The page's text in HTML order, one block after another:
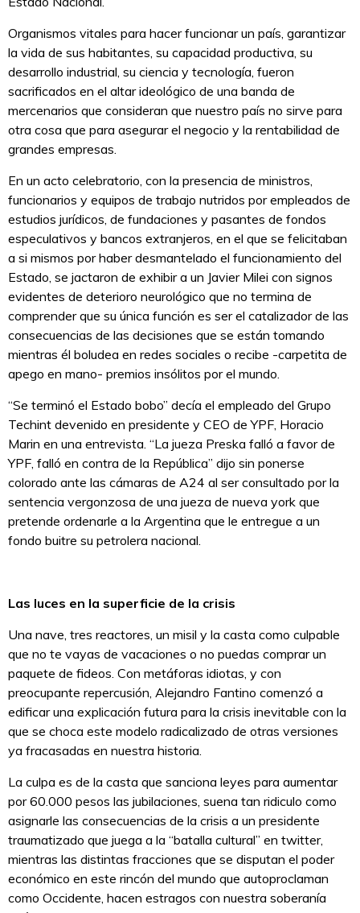
Organismos vitales para hacer funcionar un país, garantizar
la vida de sus habitantes, su capacidad productiva, su
desarrollo industrial, su ciencia y tecnología, fueron
sacrificados en el altar ideológico de una banda de
mercenarios que consideran que nuestro país no sirve para
otra cosa que para asegurar el negocio y la rentabilidad de
grandes empresas.
En un acto celebratorio, con la presencia de ministros,
funcionarios y equipos de trabajo nutridos por empleados de
estudios jurídicos, de fundaciones y pasantes de fondos
especulativos y bancos extranjeros, en el que se felicitaban
a si mismos por haber desmantelado el funcionamiento del
Estado, se jactaron de exhibir a un Javier Milei con signos
evidentes de deterioro neurológico que no termina de
comprender que su única función es ser el catalizador de las
consecuencias de las decisiones que se están tomando
mientras él boludea en redes sociales o recibe -carpetita de
apego en mano- premios insólitos por el mundo.
“Se terminó el Estado bobo” decía el empleado del Grupo
Techint devenido en presidente y CEO de YPF, Horacio
Marin en una entrevista. “La jueza Preska falló a favor de
YPF, falló en contra de la República” dijo sin ponerse
colorado ante las cámaras de A24 al ser consultado por la
sentencia vergonzosa de una jueza de nueva york que
pretende ordenarle a la Argentina que le entregue a un
fondo buitre su petrolera nacional.
Las luces en la superficie de la crisis
Una nave, tres reactores, un misil y la casta como culpable
que no te vayas de vacaciones o no puedas comprar un
paquete de fideos. Con metáforas idiotas, y con
preocupante repercusión, Alejandro Fantino comenzó a
edificar una explicación futura para la crisis inevitable con la
que se choca este modelo radicalizado de otras versiones
ya fracasadas en nuestra historia.
La culpa es de la casta que sanciona leyes para aumentar
por 60.000 pesos las jubilaciones, suena tan ridiculo como
asignarle las consecuencias de la crisis a un presidente
traumatizado que juega a la “batalla cultural” en twitter,
mientras las distintas fracciones que se disputan el poder
económico en este rincón del mundo que autoproclaman
como Occidente, hacen estragos con nuestra soberanía